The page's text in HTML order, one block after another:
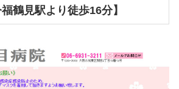
鶴見駅より徒歩16分】